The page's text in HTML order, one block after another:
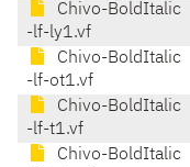
Chivo-BoldItalic
-lf-ly1.vf
Chivo-BoldItalic
-lf-ot1.vf
Chivo-BoldItalic
-lf-t1.vf
Chivo-BoldItalic